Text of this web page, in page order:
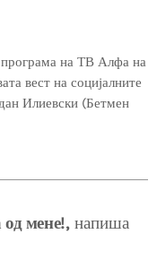
на ТВ Алфа на
вест на социјалните
Илиевски (Бетмен
од мене!,напиша